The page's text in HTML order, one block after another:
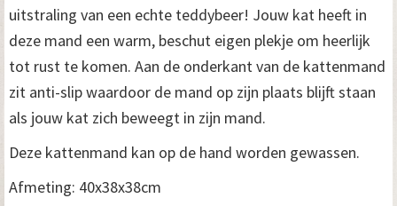
uitstraling van een echte teddybeer! Jouw kat heeft in
deze mand een warm, beschut eigen plekje om heerlijk
tot rust te komen. Aan de onderkant van de kattenmand
zit anti-slip waardoor de mand op zijn plaats blijft staan
als jouw kat zich beweegt in zijn mand.
Deze kattenmand kan op de hand worden gewassen.
Afmeting: 40x38x38cm